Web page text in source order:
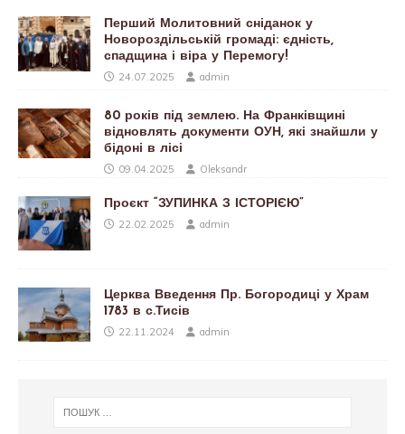
Перший Молитовний сніданок у
Новороздільській громаді: єдність,
спадщина і віра у Перемогу!
24.07.2025 admin
80 років під землею. На Франківщині
відновлять документи ОУН, які знайшли у
бідоні в лісі
09.04.2025 Oleksandr
Проєкт “ЗУПИНКА З ІСТОРІЄЮ”
22.02.2025 admin
Церква Введення Пр. Богородиці у Храм
1783 в с.Тисів
22.11.2024 admin